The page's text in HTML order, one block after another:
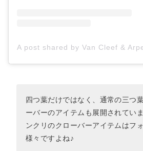
四つ葉だけではなく、通常の三つ
ーバーのアイテムも展開されてい
ンクリのクローバーアイテムはフ
様々ですよね♪